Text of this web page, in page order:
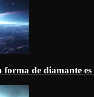
forma de diamante